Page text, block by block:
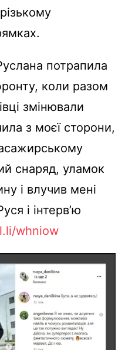
потрапила
коли разом
змінювали
з моєї сторони,
снаряд, уламок
і влучив мені
і інтерв’ю
whniow